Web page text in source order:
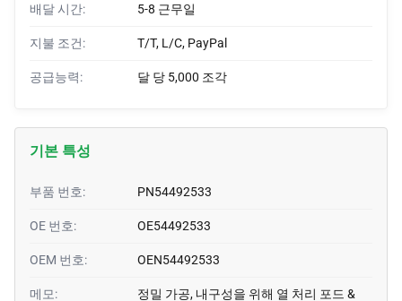
배달 시간: 5-8 근무일
지불 조건: T/T, L/C, PayPal
공급능력: 달 당 5,000 조각
기본 특성
부품 번호: PN54492533
OE 번호: OE54492533
OEM 번호: OEN54492533
메모:
정밀 가공, 내구성을 위해 열 처리 포드 &